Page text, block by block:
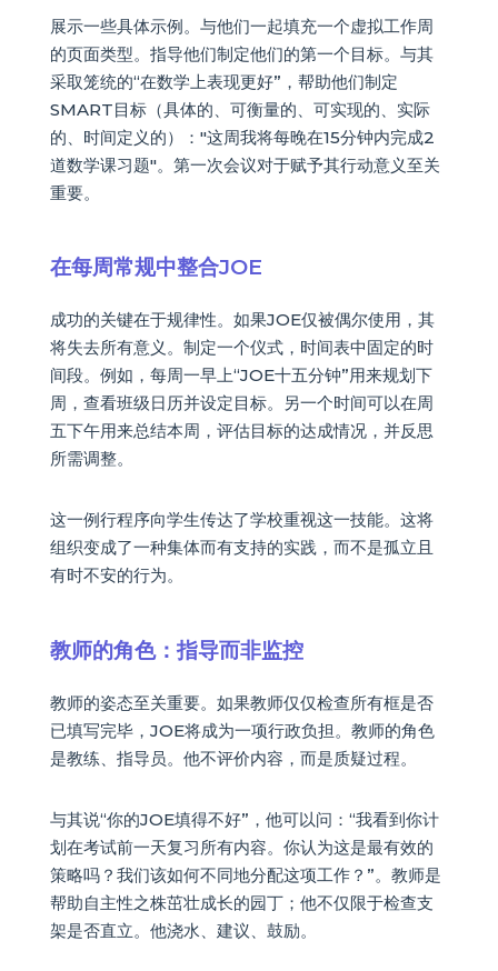
展示一些具体示例。与他们一起填充一个虚拟工作周
的页面类型。指导他们制定他们的第一个目标。与其
采取笼统的“在数学上表现更好”，帮助他们制定
SMART目标（具体的、可衡量的、可实现的、实际
的、时间定义的）："这周我将每晚在15分钟内完成2
道数学课习题"。第一次会议对于赋予其行动意义至关
重要。
在每周常规中整合JOE
成功的关键在于规律性。如果JOE仅被偶尔使用，其
将失去所有意义。制定一个仪式，时间表中固定的时
间段。例如，每周一早上“JOE十五分钟”用来规划下
周，查看班级日历并设定目标。另一个时间可以在周
五下午用来总结本周，评估目标的达成情况，并反思
所需调整。
这一例行程序向学生传达了学校重视这一技能。这将
组织变成了一种集体而有支持的实践，而不是孤立且
有时不安的行为。
教师的角色：指导而非监控
教师的姿态至关重要。如果教师仅仅检查所有框是否
已填写完毕，JOE将成为一项行政负担。教师的角色
是教练、指导员。他不评价内容，而是质疑过程。
与其说“你的JOE填得不好”，他可以问：“我看到你计
划在考试前一天复习所有内容。你认为这是最有效的
策略吗？我们该如何不同地分配这项工作？”。教师是
帮助自主性之株茁壮成长的园丁；他不仅限于检查支
架是否直立。他浇水、建议、鼓励。